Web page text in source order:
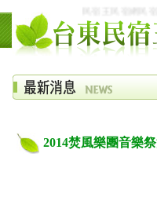
民宿王民宿網民宿
2014焚風樂團音樂